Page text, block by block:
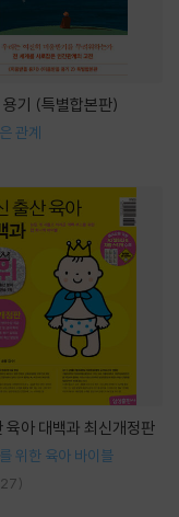
용기 (특별합본판)
관계
육아 대백과 최신개정판
위한 육아 바이블
27)